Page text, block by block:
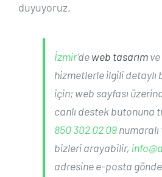
duyuyoruz.
İzmir’deweb tasarımve
hizmetlerle ilgili detaylı
için; web sayfası
canlı destek butonuna
850 302 02 09
bizleri arayabilir,
adresine e-posta